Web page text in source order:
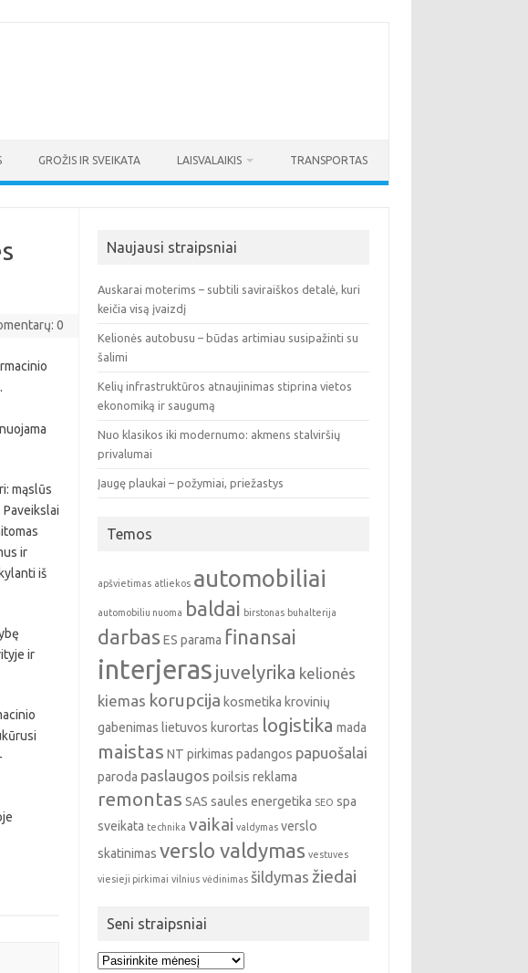
GROŽIS IR SVEIKATA LAISVALAIKIS TRANSPORTAS
0
mąslūs
ir
iš
ir
Naujausi straipsniai
Auskarai moterims – subtili saviraiškos detalė, kuri
keičia visą įvaizdį
Kelionės autobusu – būdas artimiau susipažinti su
šalimi
Kelių infrastruktūros atnaujinimas stiprina vietos
ekonomiką ir saugumą
Nuo klasikos iki modernumo: akmens stalviršių
privalumai
Įaugę plaukai – požymiai, priežastys
Temos
apšvietimas atliekos automobiliai
automobiliu nuoma baldai birstonas buhalterija
darbas ES parama finansai
interjeras juvelyrika kelionės
kiemas korupcija kosmetika krovinių
gabenimas lietuvos kurortas logistika mada
maistas NT pirkimas padangos papuošalai
paroda paslaugos poilsis reklama
remontas SAS saules energetika SEO spa
sveikata technika vaikai valdymas verslo
skatinimas verslo valdymas vestuves
viesieji pirkimai vilnius vėdinimas šildymas žiedai
Seni straipsniai
Seni